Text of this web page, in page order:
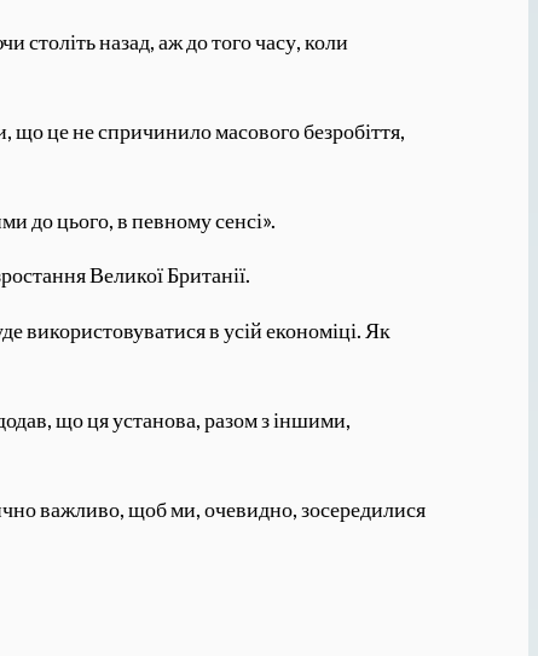
століть назад, аж до того часу, коли
що це не спричинило масового безробіття,
до цього, в певному сенсі».
Великої Британії.
використовуватися в усій економіці. Як
що ця установа, разом з іншими,
важливо, щоб ми, очевидно, зосередилися